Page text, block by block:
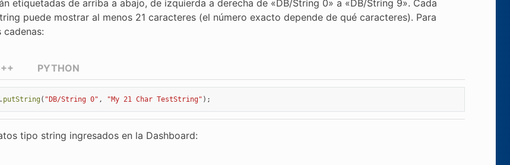
etiquetadas de arriba a abajo, de izquierda a derecha de «DB/String 0» a «DB/String 9». Cada
puede mostrar al menos 21 caracteres (el número exacto depende de qué caracteres). Para
cadenas:
. putString( "DB/String 0" , "My 21 Char TestString" );
PYTHON
tipo string ingresados en la Dashboard: